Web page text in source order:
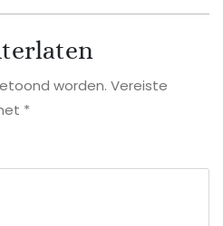
worden. Vereiste
*